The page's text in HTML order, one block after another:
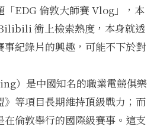
「EDG 倫敦大師賽 Vlog」，本
衝上檢索熱度，本身就透
紀錄片的興趣，可能不下於對
）是中國知名的職業電競俱樂
》等項目長期維持頂級戰力；而
在倫敦舉行的國際級賽事。這支